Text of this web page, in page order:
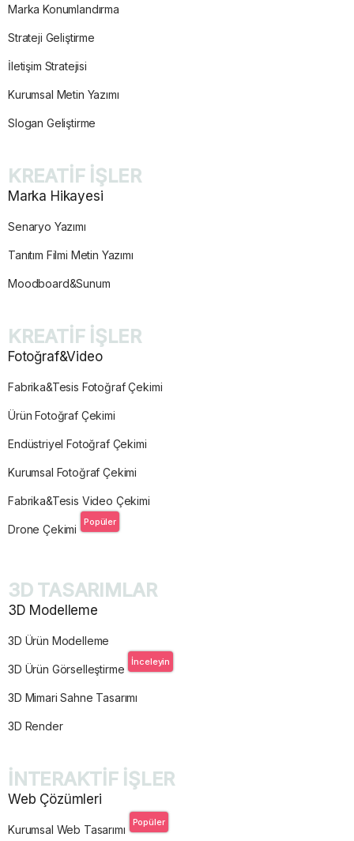
Marka Konumlandırma
Strateji Geliştirme
İletişim Stratejisi
Kurumsal Metin Yazımı
Slogan Geliştirme
KREATİF İŞLER
Marka Hikayesi
Senaryo Yazımı
Tanıtım Filmi Metin Yazımı
Moodboard&Sunum
KREATİF İŞLER
Fotoğraf&Video
Fabrika&Tesis Fotoğraf Çekimi
Ürün Fotoğraf Çekimi
Endüstriyel Fotoğraf Çekimi
Kurumsal Fotoğraf Çekimi
Fabrika&Tesis Video Çekimi
Drone Çekimi
Popüler
3D TASARIMLAR
3D Modelleme
3D Ürün Modelleme
3D Ürün Görselleştirme
İnceleyin
3D Mimari Sahne Tasarımı
3D Render
İNTERAKTİF İŞLER
Web Çözümleri
Kurumsal Web Tasarımı
Popüler